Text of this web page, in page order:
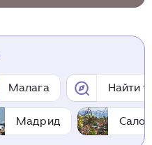
Малага Найти
Мадрид Салоу